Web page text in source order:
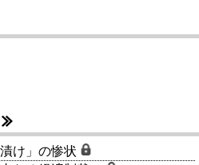
け」の惨状